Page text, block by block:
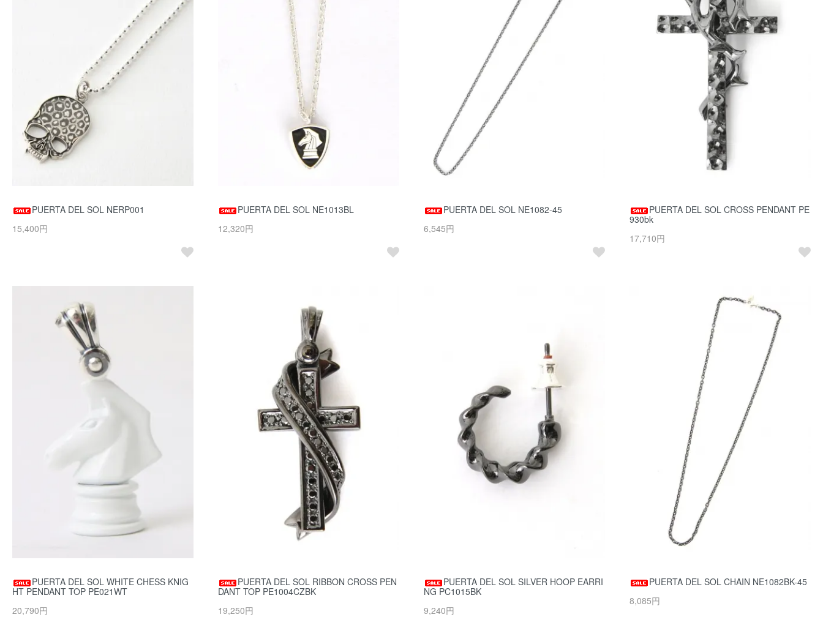
PUERTA DEL SOL NERP001
15,400円
PUERTA DEL SOL NE1013BL
12,320円
PUERTA DEL SOL NE1082-45
6,545円
PUERTA DEL SOL CROSS PENDANT PE
930bk
17,710円
PUERTA DEL SOL WHITE CHESS KNIG
HT PENDANT TOP PE021WT
20,790円
PUERTA DEL SOL RIBBON CROSS PEN
DANT TOP PE1004CZBK
19,250円
PUERTA DEL SOL SILVER HOOP EARRI
NG PC1015BK
9,240円
PUERTA DEL SOL CHAIN NE1082BK-45
8,085円